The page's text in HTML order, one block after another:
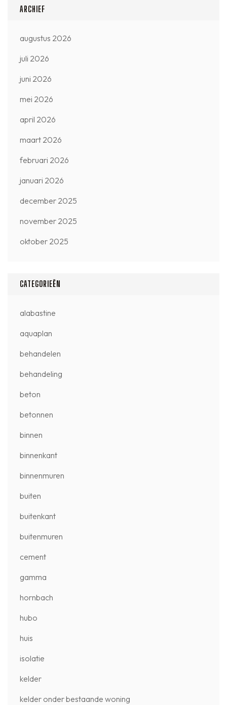
ARCHIEF
augustus 2026
juli 2026
juni 2026
mei 2026
april 2026
maart 2026
februari 2026
januari 2026
december 2025
november 2025
oktober 2025
CATEGORIEËN
alabastine
aquaplan
behandelen
behandeling
beton
betonnen
binnen
binnenkant
binnenmuren
buiten
buitenkant
buitenmuren
cement
gamma
hornbach
hubo
huis
isolatie
kelder
kelder onder bestaande woning